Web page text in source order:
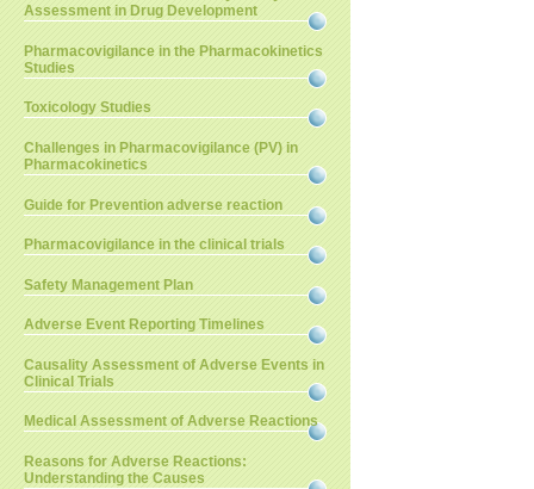
Assessment in Drug Development
Pharmacovigilance in the Pharmacokinetics
Studies
Toxicology Studies
Challenges in Pharmacovigilance (PV) in
Pharmacokinetics
Guide for Prevention adverse reaction
Pharmacovigilance in the clinical trials
Safety Management Plan
Adverse Event Reporting Timelines
Causality Assessment of Adverse Events in
Clinical Trials
Medical Assessment of Adverse Reactions
Reasons for Adverse Reactions:
Understanding the Causes